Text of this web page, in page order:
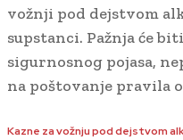
vožnji pod dejstvom
supstanci. Pažnja će
sigurnosnog pojasa,
na poštovanje pravila
Kazne za vožnju pod dejstvom